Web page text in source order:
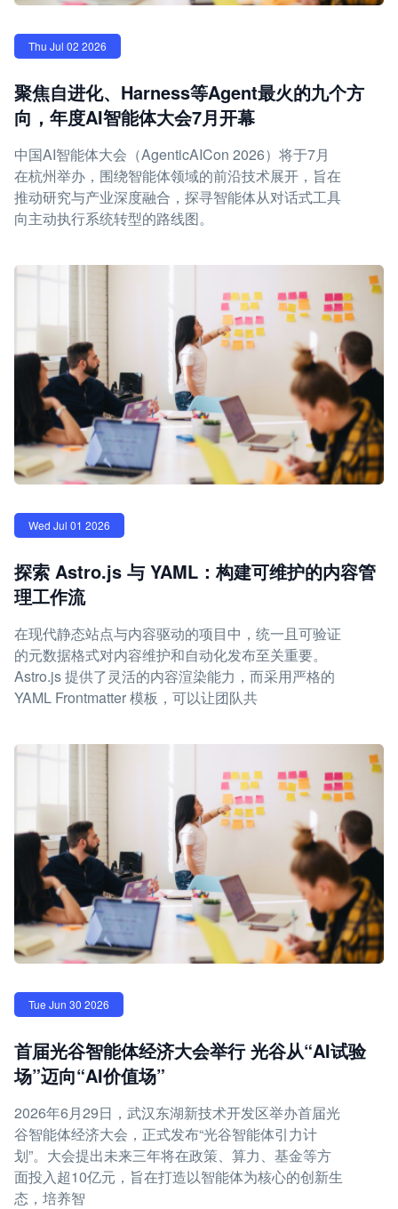
Thu Jul 02 2026
聚焦自进化、Harness等Agent最火的九个方
向，年度AI智能体大会7月开幕
中国AI智能体大会（AgenticAICon 2026）将于7月
在杭州举办，围绕智能体领域的前沿技术展开，旨在
推动研究与产业深度融合，探寻智能体从对话式工具
向主动执行系统转型的路线图。
Wed Jul 01 2026
探索 Astro.js 与 YAML：构建可维护的内容管
理工作流
在现代静态站点与内容驱动的项目中，统一且可验证
的元数据格式对内容维护和自动化发布至关重要。
Astro.js 提供了灵活的内容渲染能力，而采用严格的
YAML Frontmatter 模板，可以让团队共
Tue Jun 30 2026
首届光谷智能体经济大会举行 光谷从“AI试验
场”迈向“AI价值场”
2026年6月29日，武汉东湖新技术开发区举办首届光
谷智能体经济大会，正式发布“光谷智能体引力计
划”。大会提出未来三年将在政策、算力、基金等方
面投入超10亿元，旨在打造以智能体为核心的创新生
态，培养智